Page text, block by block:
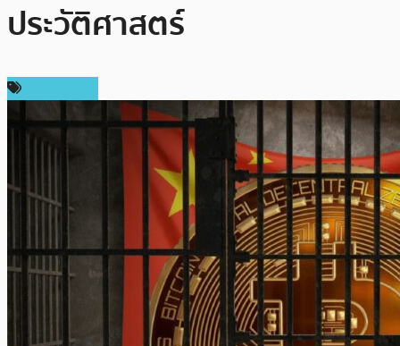
ประวัติศาสตร์